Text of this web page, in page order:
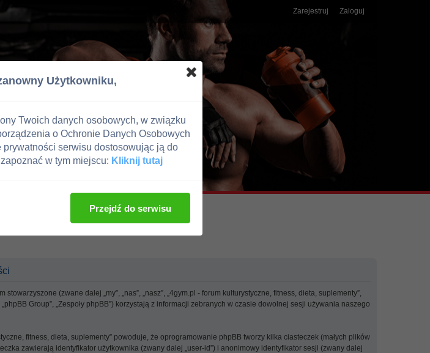
Zarejestruj Zaloguj
(zwane dalej „my”, „nas”, „nasz”, „4gym.pl - forum kulturystyczne, fitness, dieta, suplementy”,
Group”, „Zespoły phpBB”) korzystają z informacji zebranych w czasie dowolnej sesji używania naszego
fitness, dieta, suplementy” powoduje, że oprogramowanie phpBB tworzy kilka ciasteczek (małych plików
zawierają identyfikator użytkownika (zwany dalej „user-id”) i anonimowy identyfikator sesji (zwany dalej
Użytkowniku,
Twoich danych osobowych, w związku
o Ochronie Danych Osobowych
serwisu dostosowując ją do
w tym miejscu: Kliknij tutaj
Przejdź do serwisu